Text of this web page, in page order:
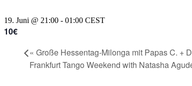
19. Juni @ 21:00 - 01:00 CEST
10€
« Große Hessentag-Milonga mit Papas C. +
Frankfurt Tango Weekend with Natasha